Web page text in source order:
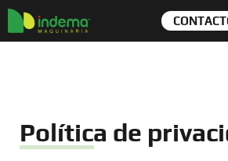
Política de